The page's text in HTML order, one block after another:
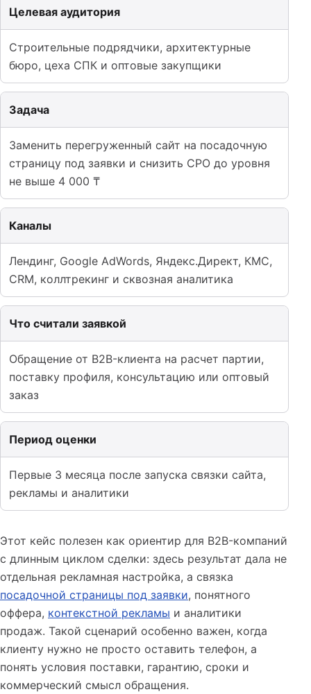
Целевая аудитория
Строительные подрядчики, архитектурные
бюро, цеха СПК и оптовые закупщики
Задача
Заменить перегруженный сайт на посадочную
страницу под заявки и снизить CPO до уровня
не выше 4 000 ₸
Каналы
Лендинг, Google AdWords, Яндекс.Директ, КМС,
CRM, коллтрекинг и сквозная аналитика
Что считали заявкой
Обращение от B2B-клиента на расчет партии,
поставку профиля, консультацию или оптовый
заказ
Период оценки
Первые 3 месяца после запуска связки сайта,
рекламы и аналитики
Этот кейс полезен как ориентир для B2B-компаний
с длинным циклом сделки: здесь результат дала не
отдельная рекламная настройка, а связка
посадочной страницы под заявки, понятного
оффера, контекстной рекламы и аналитики
продаж. Такой сценарий особенно важен, когда
клиенту нужно не просто оставить телефон, а
понять условия поставки, гарантию, сроки и
коммерческий смысл обращения.